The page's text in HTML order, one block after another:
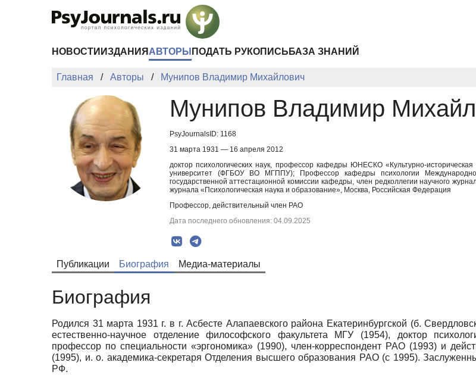
НОВОСТИ ИЗДАНИЯ АВТОРЫ ПОДАТЬ РУКОПИСЬ БАЗА ЗНАНИЙ
Главная Авторы Мунипов Владимир Михайлович
Мунипов Владимир
PsyJournalsID: 1168
31 марта 1931 — 16 апреля 2012
доктор психологических наук, профессор кафедры ЮНЕСКО «Культурно-историческая
университет (ФГБОУ ВО МГППУ); Профессор кафедры психологии
государственной аттестационной комиссии кафедры, член редколлегии научного
журнала «Психологическая наука и образование», Москва, Российская Федерация
Профессор, действительный член РАО
Дата последнего обновления: 04.09.2025
Публикации Биография Медиа-материалы
Биография
Родился 31 марта 1931 г. в г. Асбесте Алапаевского района Екатеринбургской (б.
естественно-научное отделение философского факультета МГУ (1954), доктор
профессор по специальности «эргономика» (1990), член-корреспондент РАО (1993) и
(1995), и. о. академика-секретаря Отделения высшего образования РАО (с 1995).
РФ.